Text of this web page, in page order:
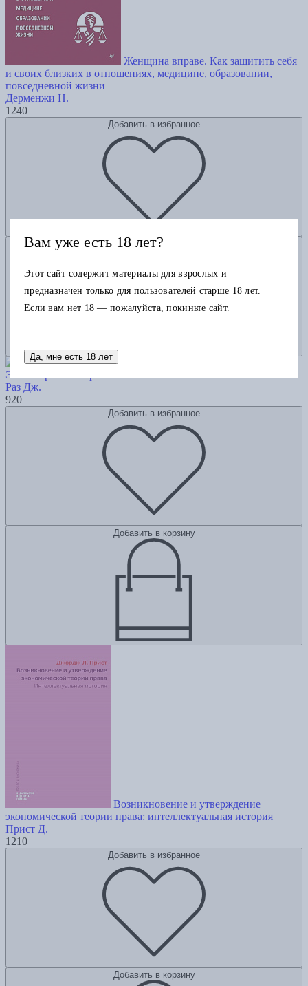
Женщина вправе. Как защитить себя
и своих близких в отношениях, медицине, образовании,
повседневной жизни
Дерменжи Н.
1240
Добавить в избранное
Добавить в корзину
Эссе о праве и морали
Раз Дж.
920
Добавить в избранное
Добавить в корзину
Возникновение и утверждение
экономической теории права: интеллектуальная история
Прист Д.
1210
Добавить в избранное
Добавить в корзину
Вам уже есть 18 лет?
Этот сайт содержит материалы для взрослых и
предназначен только для пользователей старше 18 лет.
Если вам нет 18 — пожалуйста, покиньте сайт.
Да, мне есть 18 лет